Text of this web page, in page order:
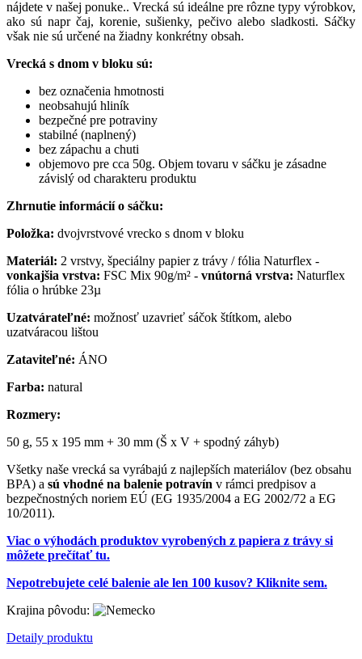
nájdete v našej ponuke.. Vrecká sú ideálne pre rôzne typy výrobkov,
ako sú napr čaj, korenie, sušienky, pečivo alebo sladkosti. Sáčky
však nie sú určené na žiadny konkrétny obsah.
Vrecká s dnom v bloku sú:
bez označenia hmotnosti
neobsahujú hliník
bezpečné pre potraviny
stabilné (naplnený)
bez zápachu a chuti
objemovo pre cca 50g. Objem tovaru v sáčku je zásadne
závislý od charakteru produktu
Zhrnutie informácií o sáčku:
Položka: dvojvrstvové vrecko s dnom v bloku
Materiál: 2 vrstvy, špeciálny papier z trávy / fólia Naturflex -
vonkajšia vrstva: FSC Mix 90g/m² - vnútorná vrstva: Naturflex
fólia o hrúbke 23µ
Uzatvárateľné: možnosť uzavrieť sáčok štítkom, alebo
uzatváracou lištou
Zataviteľné: ÁNO
Farba: natural
Rozmery:
50 g, 55 x 195 mm + 30 mm (Š x V + spodný záhyb)
Všetky naše vrecká sa vyrábajú z najlepších materiálov (bez obsahu
BPA) a sú vhodné na balenie potravín v rámci predpisov a
bezpečnostných noriem EÚ (EG 1935/2004 a EG 2002/72 a EG
10/2011).
Viac o výhodách produktov vyrobených z papiera z trávy si
môžete prečítať tu.
Nepotrebujete celé balenie ale len 100 kusov? Kliknite sem.
Krajina pôvodu:
Detaily produktu